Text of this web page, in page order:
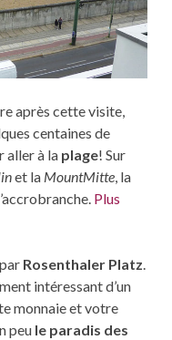
après cette visite,
centaines de
aller à la plage! Sur
et la MountMitte, la
Plus
Rosenthaler Platz.
intéressant d’un
monnaie et votre
peu le paradis des